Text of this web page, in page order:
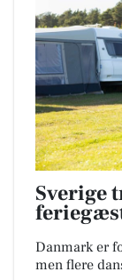
Sverige
Danmark er
men flere